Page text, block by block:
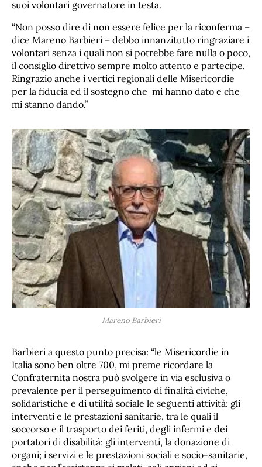
suoi volontari governatore in testa.
“Non posso dire di non essere felice per la riconferma –
dice Mareno Barbieri – debbo innanzitutto ringraziare i
volontari senza i quali non si potrebbe fare nulla o poco,
il consiglio direttivo sempre molto attento e partecipe.
Ringrazio anche i vertici regionali delle Misericordie
per la fiducia ed il sostegno che mi hanno dato e che
mi stanno dando.”
Mareno Barbieri
Barbieri a questo punto precisa: “le Misericordie in
Italia sono ben oltre 700, mi preme ricordare la
Confraternita nostra può svolgere in via esclusiva o
prevalente per il perseguimento di finalità civiche,
solidaristiche e di utilità sociale le seguenti attività: gli
interventi e le prestazioni sanitarie, tra le quali il
soccorso e il trasporto dei feriti, degli infermi e dei
portatori di disabilità; gli interventi, la donazione di
organi; i servizi e le prestazioni sociali e socio-sanitarie,